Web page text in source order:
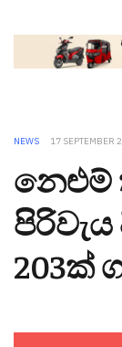
NEWS 17 SEPTEMBER
203ක්